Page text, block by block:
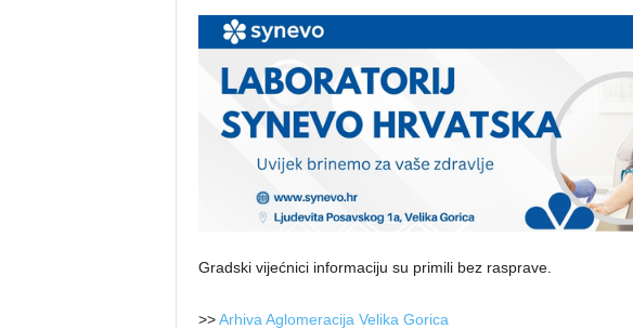
Gradski vijećnici informaciju su primili bez rasprave.
>>Arhiva Aglomeracija Velika Gorica